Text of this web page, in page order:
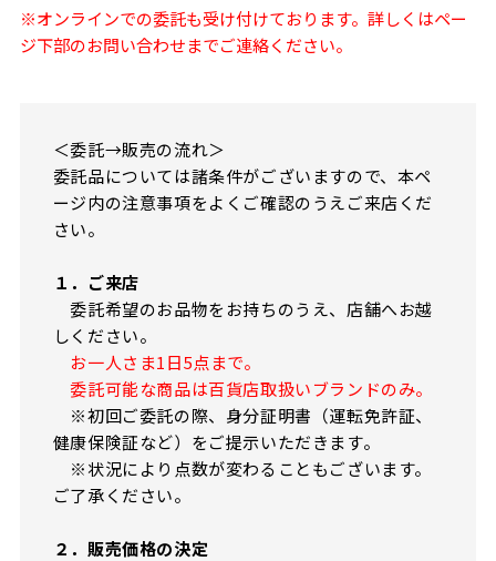
※オンラインでの委託も受け付けております。詳しくはペー
ジ下部のお問い合わせまでご連絡ください。
＜委託→販売の流れ＞
委託品については諸条件がございますので、本ペ
ージ内の注意事項をよくご確認のうえご来店くだ
さい。
１．ご来店
委託希望のお品物をお持ちのうえ、店舗へお越
しください。
お一人さま1日5点まで。
委託可能な商品は百貨店取扱いブランドのみ。
※初回ご委託の際、身分証明書（運転免許証、
健康保険証など）をご提示いただきます。
※状況により点数が変わることもございます。
ご了承ください。
２．販売価格の決定